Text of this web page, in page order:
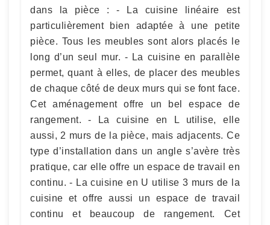
dans la pièce : - La cuisine linéaire est
particulièrement bien adaptée à une petite
pièce. Tous les meubles sont alors placés le
long d’un seul mur. - La cuisine en parallèle
permet, quant à elles, de placer des meubles
de chaque côté de deux murs qui se font face.
Cet aménagement offre un bel espace de
rangement. - La cuisine en L utilise, elle
aussi, 2 murs de la pièce, mais adjacents. Ce
type d’installation dans un angle s’avère très
pratique, car elle offre un espace de travail en
continu. - La cuisine en U utilise 3 murs de la
cuisine et offre aussi un espace de travail
continu et beaucoup de rangement. Cet